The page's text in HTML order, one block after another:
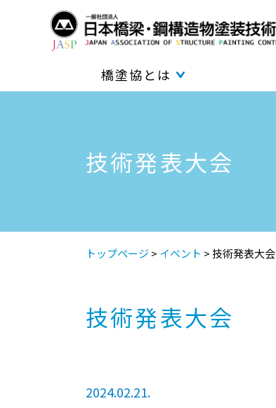
橋塗協とは
技術発表大会
トップページ > イベント > 技術発表大会
技術発表大会
2024.02.21.